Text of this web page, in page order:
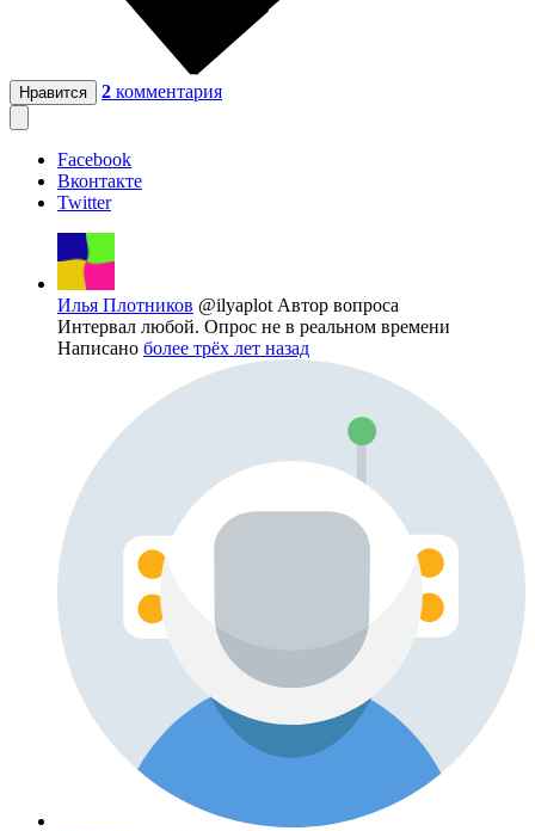
Нравится 2 комментария
Facebook
Вконтакте
Twitter
Илья Плотников @ilyaplot Автор вопроса
Интервал любой. Опрос не в реальном времени
Написано более трёх лет назад